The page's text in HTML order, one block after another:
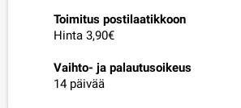
Toimitus postilaatikkoon
Hinta 3,90€
Vaihto- ja palautusoikeus
14 päivää